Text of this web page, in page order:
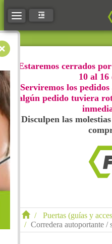
Toggle navigation
Estaremos cerrados
10 al 16
Serviremos los
algún pedido tuviera
Disculpen las
Puertas (guías y
Corredera autoportante /